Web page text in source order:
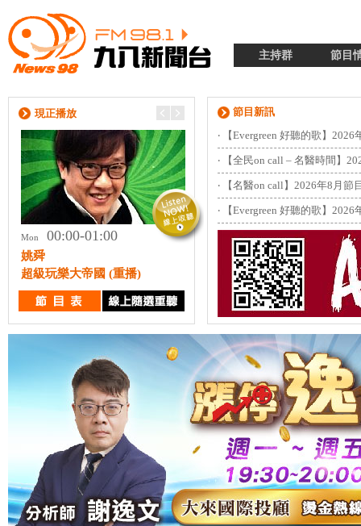
主持群 節目
現正播放
Mon 00:00-01:00
姚舜
超級玩樂大帝國 (重播)
Mon01:00-02:00
周成功
周成功的生命科學
節目新訊
‧
【Evergreen 好聽的歌】2026
‧ 【全民on call – 名醫時間】
‧ 【名醫on call】2026年8月節
‧ 【Evergreen 好聽的歌】2026